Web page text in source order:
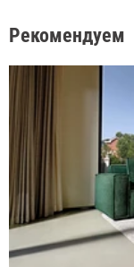
Рекомендуем